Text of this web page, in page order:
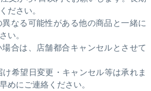
ださい。
なる可能性がある他の商品と一緒に
い。
合は、店舗都合キャンセルとさせて
希望日変更・キャンセル等は承れま
めにご連絡ください。